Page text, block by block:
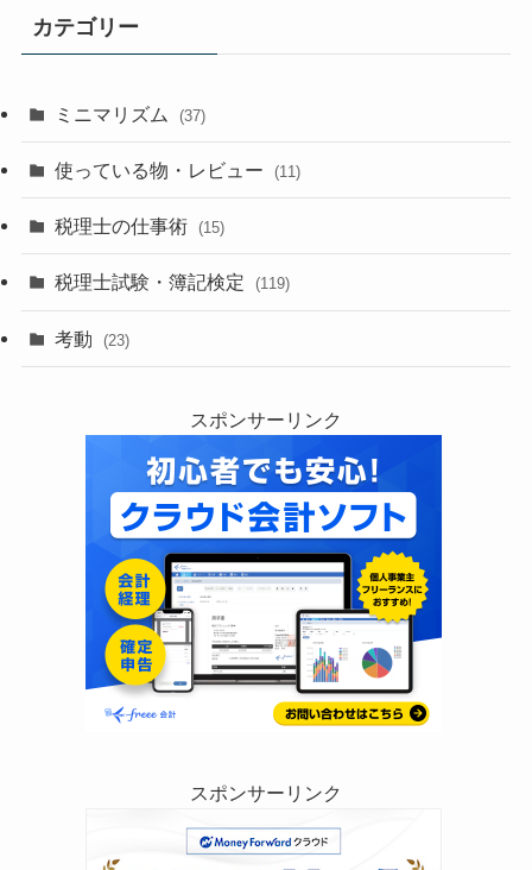
カテゴリー
ミニマリズム (37)
使っている物・レビュー (11)
税理士の仕事術 (15)
税理士試験・簿記検定 (119)
考動 (23)
スポンサーリンク
スポンサーリンク